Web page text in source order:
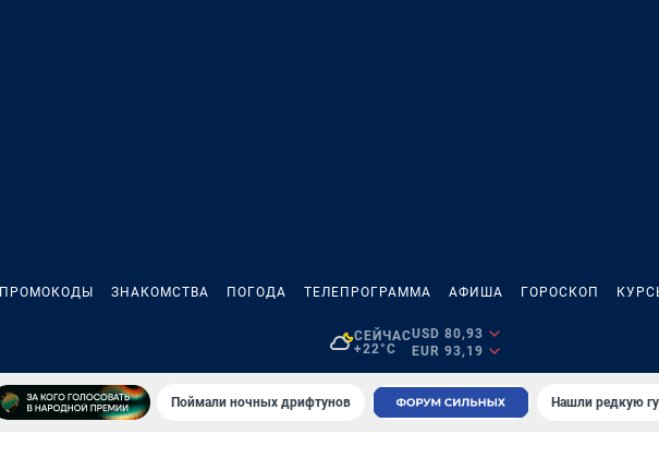
ПРОМОКОДЫ ЗНАКОМСТВА ПОГОДА ТЕЛЕПРОГРАММА АФИША ГОРОСКОП
СЕЙЧАС
+22°C
USD 80,93
EUR 93,19
Поймали ночных дрифтунов Нашли редкую